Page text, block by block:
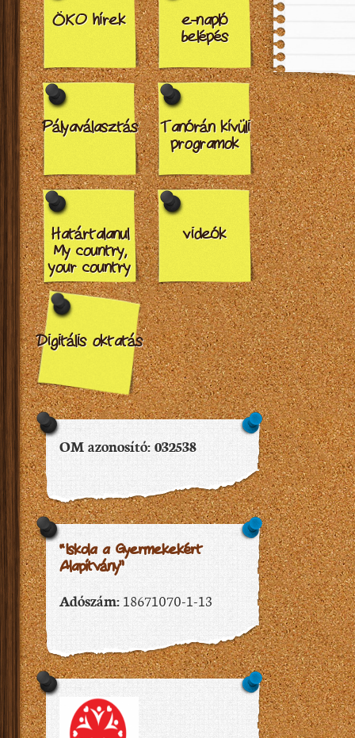
ÖKO hírek
e-napló
belépés
Pályaválasztás
Tanórán kívüli
programok
Határtalanul
My country,
your country
videók
Digitális oktatás
OM azonosító: 032538
“Iskola a Gyermekekért
Alapítvány”
Adószám:18671070-1-13